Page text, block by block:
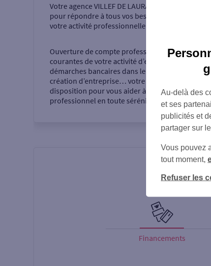
Votre agenceVILLEF DE LAURAGAIS
pour répondre à tous vos besoins dans le cadre de
votre activité professionnelle.
Ouverture de compte professionnel, opérations
courantes de votre activité d’entrepreneur,
démarches bancaires dans le cadre de votre
création d’entreprise… votre agence se tient à
disposition pour vous aider à réaliser votre
professionnel en toute sérénité.
Financements
Au-delà des
et ses
publicités et
partager sur
Vous pouvez
tout moment,
Refuser les